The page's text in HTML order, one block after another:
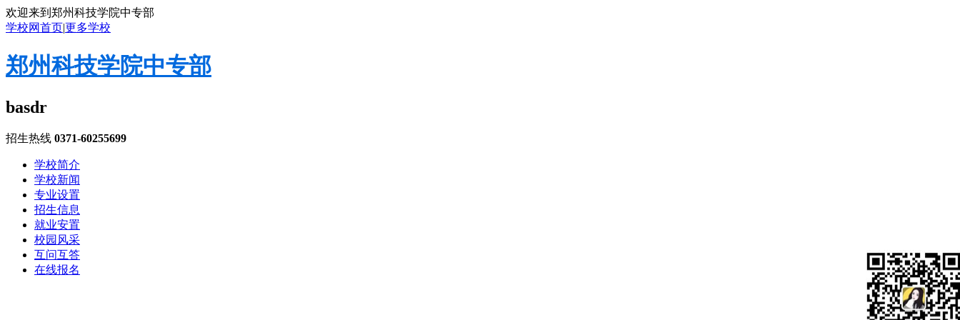
欢迎来到郑州科技学院中专部
学校网首页|更多学校
郑州科技学院中专部
basdr
招生热线 0371-60255699
学校简介
学校新闻
专业设置
招生信息
就业安置
校园风采
互问互答
在线报名